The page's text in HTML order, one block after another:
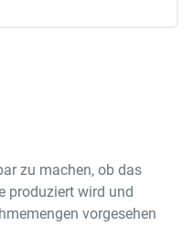
zu machen, ob das
produziert wird und
vorgesehen